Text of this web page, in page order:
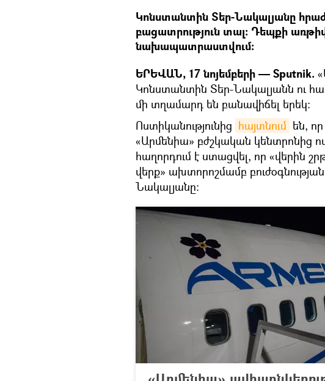
Կոնստանտին Տեր-Նակալյանը
բացատրություն տալ։ Դեպքի առթիվ
նախապատրաստվում։
ԵՐԵՎԱՆ, 17 նոյեմբերի — Sputnik.
Կոնստանտին Տեր-Նակալյանն ու
մի տղամարդ են բանավիճել երեկ։
Ոստիկանությունից հայտնում են, որ
«Արմենիա» բժշկական կենտրոնից
հաղորդում է ստացվել, որ «վերին
վերք» ախտորոշմամբ
Նակալյանը։